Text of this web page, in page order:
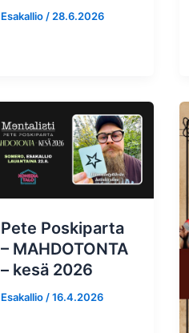
Esakallio / 28.6.2026
Pete Poskiparta
– MAHDOTONTA
– kesä 2026
Esakallio /16.4.2026